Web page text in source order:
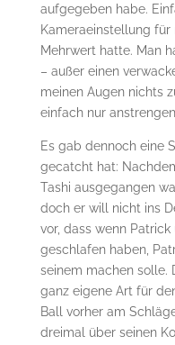
aufgegeben habe.
Kameraeinstellung
Mehrwert hatte. Man
– außer einen
meinen Augen nichts
einfach nur
Es gab dennoch eine
gecatcht hat:
Tashi ausgegangen
doch er will nicht ins
vor, dass wenn
geschlafen haben,
seinem machen solle.
ganz eigene Art für
Ball vorher am
dreimal über seinen